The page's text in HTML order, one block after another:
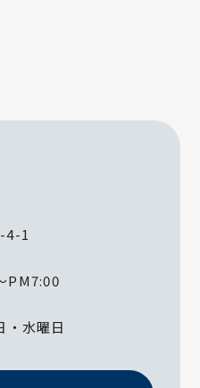
4-1
PM7:00
・水曜日